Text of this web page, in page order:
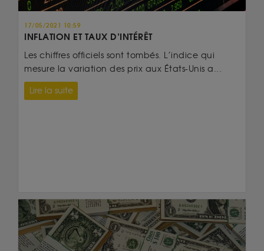
17/05/2021 10:59
INFLATION ET TAUX D’INTÉRÊT
Les chiffres officiels sont tombés. L’indice qui
mesure la variation des prix aux États-Unis a...
Lire la suite